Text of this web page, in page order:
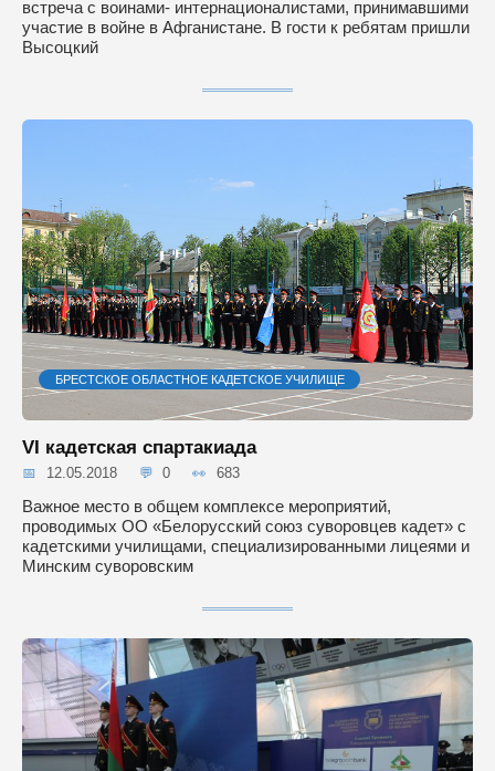
встреча с воинами- интернационалистами, принимавшими
участие в войне в Афганистане. В гости к ребятам пришли
Высоцкий
БРЕСТСКОЕ ОБЛАСТНОЕ КАДЕТСКОЕ УЧИЛИЩЕ
VI кадетская спартакиада
12.05.2018 0 683
Важное место в общем комплексе мероприятий,
проводимых ОО «Белорусский союз суворовцев кадет» с
кадетскими училищами, специализированными лицеями и
Минским суворовским